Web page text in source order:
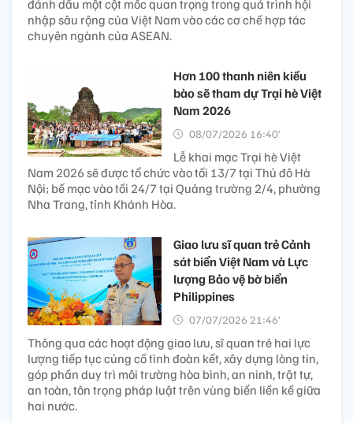
đánh dấu một cột mốc quan trọng trong quá trình hội
nhập sâu rộng của Việt Nam vào các cơ chế hợp tác
chuyên ngành của ASEAN.
Hơn 100 thanh niên kiều
bào sẽ tham dự Trại hè Việt
Nam 2026
08/07/2026 16:40’
Lễ khai mạc Trại hè Việt
Nam 2026 sẽ được tổ chức vào tối 13/7 tại Thủ đô Hà
Nội; bế mạc vào tối 24/7 tại Quảng trường 2/4, phường
Nha Trang, tỉnh Khánh Hòa.
Giao lưu sĩ quan trẻ Cảnh
sát biển Việt Nam và Lực
lượng Bảo vệ bờ biển
Philippines
07/07/2026 21:46’
Thông qua các hoạt động giao lưu, sĩ quan trẻ hai lực
lượng tiếp tục củng cố tình đoàn kết, xây dựng lòng tin,
góp phần duy trì môi trường hòa bình, an ninh, trật tự,
an toàn, tôn trọng pháp luật trên vùng biển liền kề giữa
hai nước.